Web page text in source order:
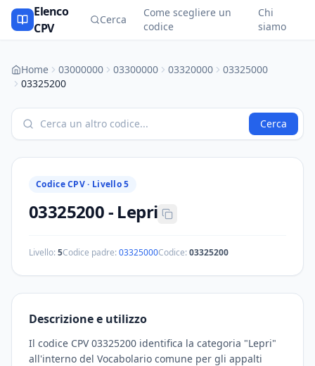
Elenco
CPV
Cerca
Come scegliere un
codice
Chi
siamo
Home 03000000 03300000 03320000
03325000
03325200
Cerca
Codice CPV · Livello 5
03325200- Lepri
Livello:5Codice padre:03325000Codice:03325200
Descrizione e utilizzo
Il codice CPV 03325200 identifica la categoria "Lepri"
all'interno del Vocabolario comune per gli appalti